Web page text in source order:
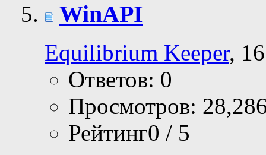
WinAPI
Equilibrium Keeper,
Ответов: 0
Просмотров:
Рейтинг0 / 5